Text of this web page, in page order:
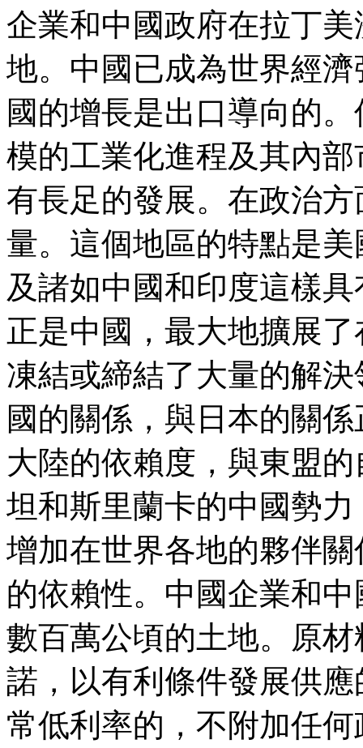
企業和中國政府在拉丁
地。中國已成為世界經
國的增長是出口導向的
模的工業化進程及其內
有長足的發展。在政治
量。這個地區的特點是
及諸如中國和印度這樣
正是中國，最大地擴展
凍結或締結了大量的解
國的關係，與日本的關
大陸的依賴度，與東盟
坦和斯里蘭卡的中國勢
增加在世界各地的夥伴
的依賴性。中國企業和
數百萬公頃的土地。原
諾，以有利條件發展供
常低利率的，不附加任